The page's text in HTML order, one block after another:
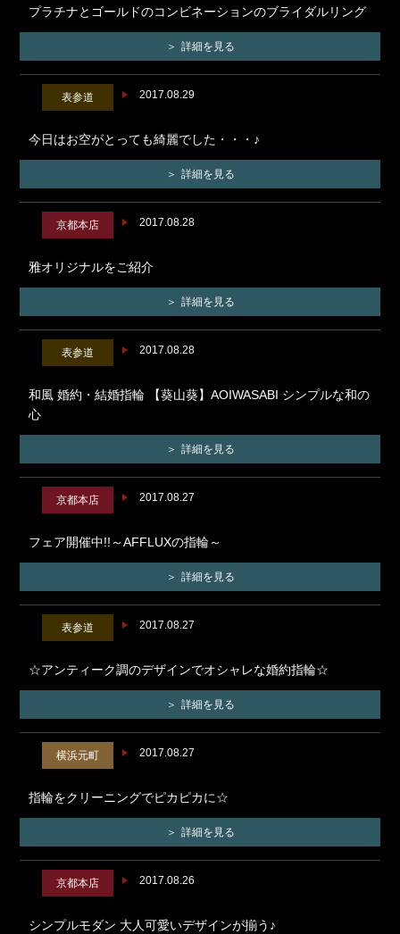
プラチナとゴールドのコンビネーションのブライダルリング
詳細を見る
2017.08.29
表参道
今日はお空がとっても綺麗でした・・・♪
詳細を見る
2017.08.28
京都本店
雅オリジナルをご紹介
詳細を見る
2017.08.28
表参道
和風 婚約・結婚指輪 【葵山葵】AOIWASABI シンプルな和の
心
詳細を見る
2017.08.27
京都本店
フェア開催中!!～AFFLUXの指輪～
詳細を見る
2017.08.27
表参道
☆アンティーク調のデザインでオシャレな婚約指輪☆
詳細を見る
2017.08.27
横浜元町
指輪をクリーニングでピカピカに☆
詳細を見る
2017.08.26
京都本店
シンプルモダン 大人可愛いデザインが揃う♪